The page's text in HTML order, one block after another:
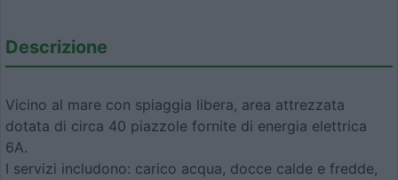
Descrizione
Vicino al mare con spiaggia libera, area attrezzata
dotata di circa 40 piazzole fornite di energia elettrica
6A.
I servizi includono: carico acqua, docce calde e fredde,